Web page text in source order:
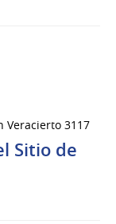
Veracierto 3117
Sitio de